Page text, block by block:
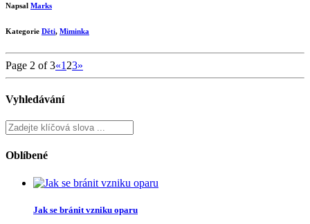
Napsal Marks
Kategorie Děti, Miminka
Page 2 of 3«1 23»
Vyhledávání
Oblíbené
Jak se bránit vzniku oparu